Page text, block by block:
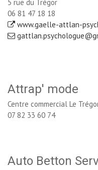
5 rue du Trégor
06 81 47 18 18
www.gaelle-attlan-
Attrap' mode
Centre commercial Le
07 82 33 60 74
Auto Betton